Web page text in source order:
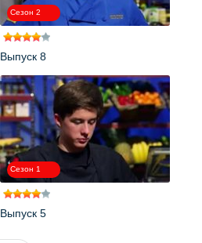
Сезон 2
Выпуск 8
Сезон 1
Выпуск 5